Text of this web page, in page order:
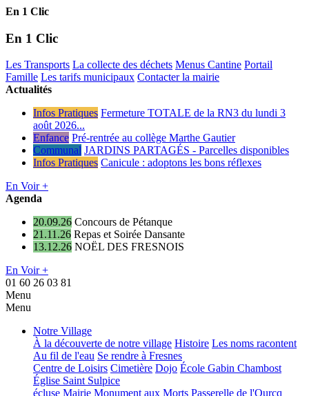
En 1 Clic
En 1 Clic
Les Transports La collecte des déchets Menus Cantine Portail
Famille Les tarifs municipaux Contacter la mairie
Actualités
Infos Pratiques Fermeture TOTALE de la RN3 du lundi 3
août 2026...
Enfance Pré-rentrée au collège Marthe Gautier
Communal JARDINS PARTAGÉS - Parcelles disponibles
Infos Pratiques Canicule : adoptons les bons réflexes
En Voir +
Agenda
20.09.26 Concours de Pétanque
21.11.26 Repas et Soirée Dansante
13.12.26 NOËL DES FRESNOIS
En Voir +
01 60 26 03 81
Menu
Menu
Notre Village
À la découverte de notre village Histoire Les noms racontent
Au fil de l'eau Se rendre à Fresnes
Centre de Loisirs Cimetière Dojo École Gabin Chambost
Église Saint Sulpice
écluse Mairie Monument aux Morts Passerelle de l'Ourcq